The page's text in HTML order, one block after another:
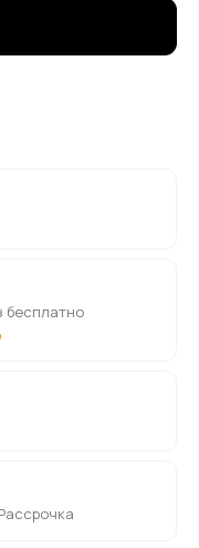
бесплатно